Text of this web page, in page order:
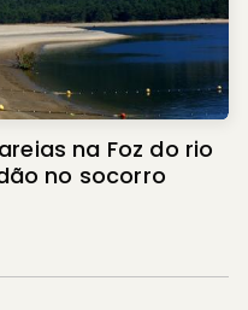
na Foz do rio
no socorro